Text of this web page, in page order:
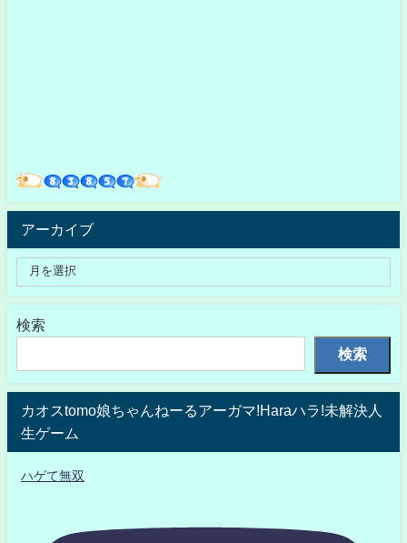
アーカイブ
検索
検索
カオスtomo娘ちゃんねーるアーガマ!Haraハラ!未解決人
生ゲーム
ハゲて無双